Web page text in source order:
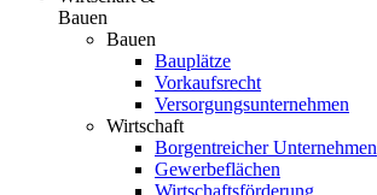
Bauen
Bauen
Bauplätze
Vorkaufsrecht
Versorgungsunternehmen
Wirtschaft
Borgentreicher Unternehmen
Gewerbeflächen
Wirtschaftsförderung